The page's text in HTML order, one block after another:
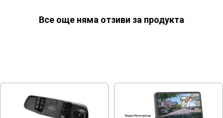
Все още няма отзиви за продукта